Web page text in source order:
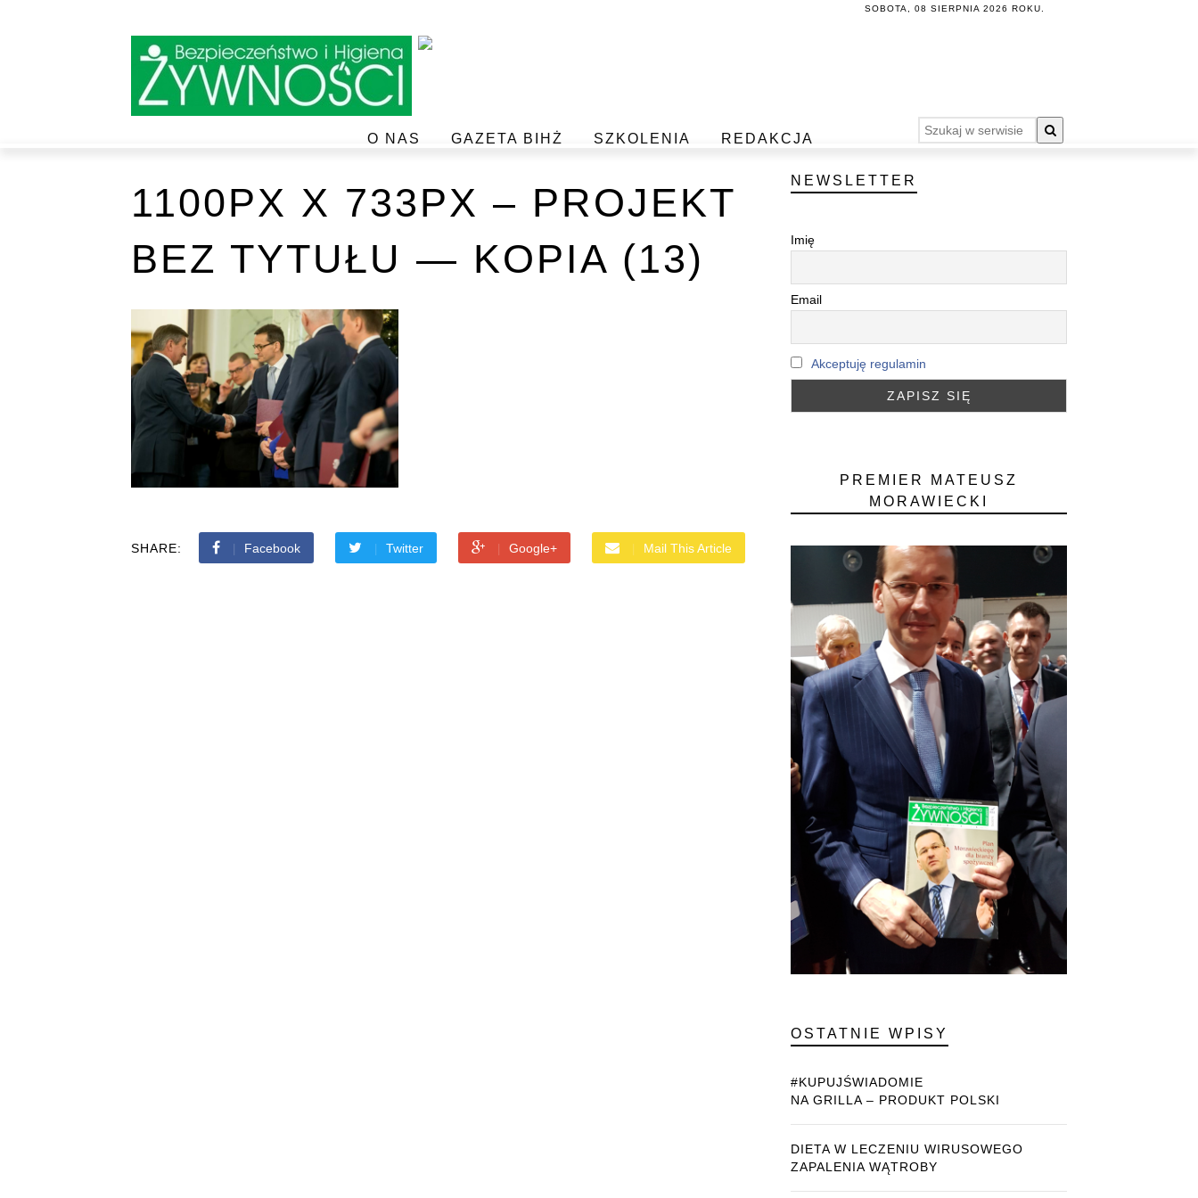
SOBOTA, 08 SIERPNIA 2026 ROKU.
O NAS GAZETA BIHŻ SZKOLENIA REDAKCJA
1100PX X 733PX – PROJEKT
BEZ TYTUŁU — KOPIA (13)
SHARE: Facebook Twitter Google+ Mail This Article
NEWSLETTER
Imię
Email
Akceptuję regulamin
PREMIER MATEUSZ
MORAWIECKI
OSTATNIE WPISY
#KUPUJŚWIADOMIE
NA GRILLA – PRODUKT POLSKI
DIETA W LECZENIU WIRUSOWEGO
ZAPALENIA WĄTROBY